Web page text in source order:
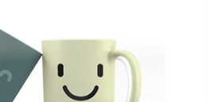
ให้กับประชาชน